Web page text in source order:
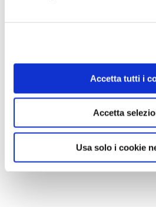
Accetta tutti i
Accetta
Usa solo i cookie